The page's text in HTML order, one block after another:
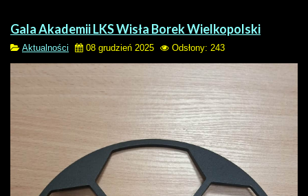
Gala Akademii LKS Wisła Borek Wielkopolski
Aktualności 08 grudzień 2025 Odsłony: 243